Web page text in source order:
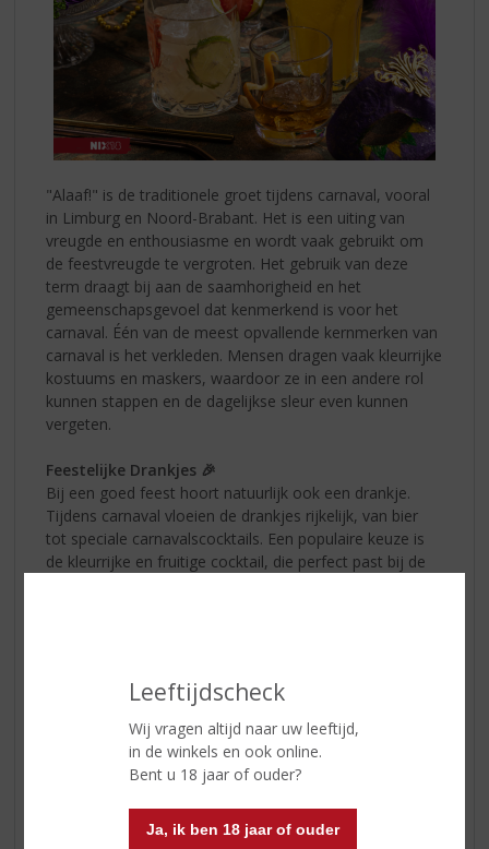
Leeftijdscheck
Wij vragen altijd naar uw leeftijd,
in de winkels en ook online.
Bent u 18 jaar of ouder?
Ja, ik ben 18 jaar of ouder
"Alaaf!" is de traditionele groet tijdens carnaval, vooral
in Limburg en Noord-Brabant. Het is een uiting van
vreugde en enthousiasme en wordt vaak gebruikt om
de feestvreugde te vergroten. Het gebruik van deze
term draagt bij aan de saamhorigheid en het
gemeenschapsgevoel dat kenmerkend is voor het
carnaval. Één van de meest opvallende kernmerken van
carnaval is het verkleden. Mensen dragen vaak kleurrijke
kostuums en maskers, waardoor ze in een andere rol
kunnen stappen en de dagelijkse sleur even kunnen
vergeten.
Feestelijke Drankjes 🎉
Bij een goed feest hoort natuurlijk ook een drankje.
Tijdens carnaval vloeien de drankjes rijkelijk, van bier
tot speciale carnavalscocktails. Een populaire keuze is
de kleurrijke en fruitige cocktail, die perfect past bij de
, en een scheutje limoen. Garneer met een
schijfje sinaasappel.
Alaaf Ananas
Ingrediënten: ananassap, kokosroom,
Luxe Vodka rum, en een scheutje grenadine. Garneer
met een kers en een parasolletje 🏖️